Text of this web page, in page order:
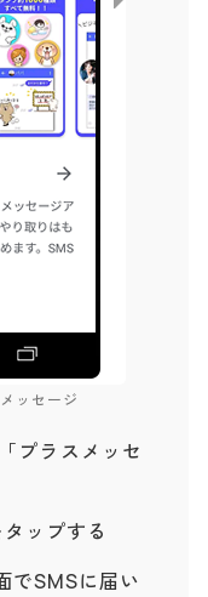
ッセージ
プラスメッセ
ップする
でSMSに届い